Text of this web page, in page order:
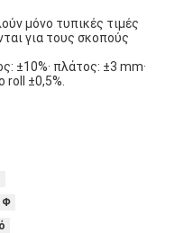
μόνο τυπικές τιμές
για τους σκοπούς
±10%· πλάτος: ±3 mm·
roll ±0,5%.
Φ